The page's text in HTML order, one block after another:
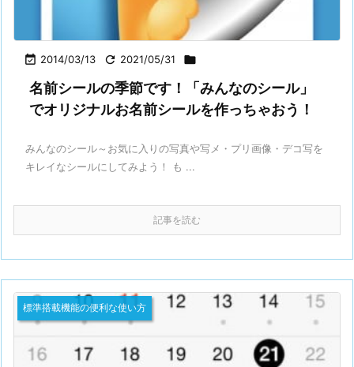
 2014/03/13  2021/05/31 
名前シールの季節です！「みんなのシール」
でオリジナルお名前シールを作っちゃおう！
みんなのシール～お気に入りの写真や写メ・プリ画像・デコ写を
キレイなシールにしてみよう！ も ...
記事を読む
標準搭載機能の便利な使い方